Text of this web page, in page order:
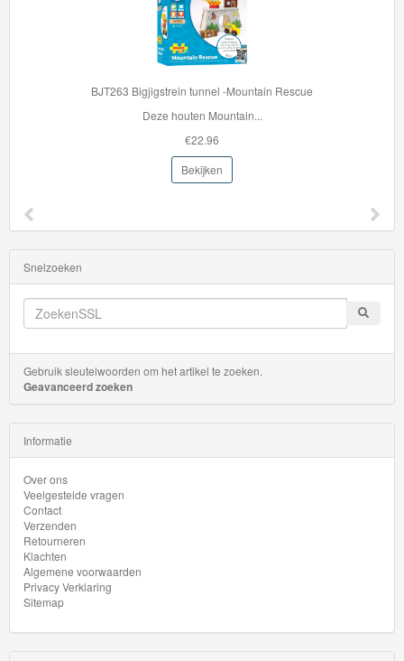
Siku
GraviTrax
Little
Dutch
Super
Mario
Disney
Cars
3
Aanbiedingen
Märklin
H0
Treinen
BJT263 Bigjigstrein tunnel -Mountain Rescue
Deze houten Mountain...
€22.96
Bekijken
Snelzoeken
Gebruik sleutelwoorden om het artikel te zoeken.
Geavanceerd zoeken
Informatie
Over ons
Veelgestelde vragen
Contact
Verzenden
Retourneren
Klachten
Algemene voorwaarden
Privacy Verklaring
Sitemap